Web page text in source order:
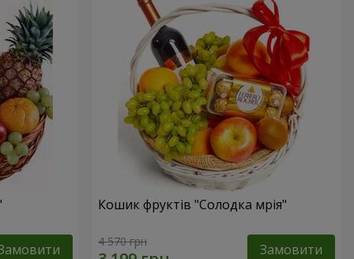
Кошик фруктів "Солодка мрія"
4 570 грн Замовити